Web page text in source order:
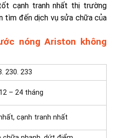
cạnh tranh nhất thị trường
tìm đến dịch vụ sửa chữa của
nóng Ariston không
230. 233
– 24 tháng
cạnh tranh nhất